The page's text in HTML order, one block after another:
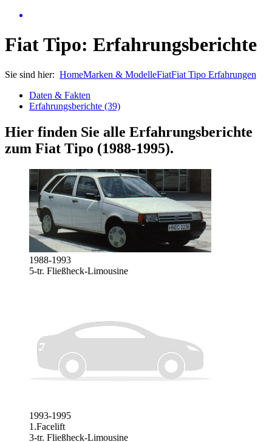
Fiat Tipo: Erfahrungsberichte
Sie sind hier: HomeMarken & ModelleFiatFiat Tipo Erfahrungen
Daten & Fakten
Erfahrungsberichte (39)
Hier finden Sie alle Erfahrungsberichte
zum Fiat Tipo (1988-1995).
1988-1993
5-tr. Fließheck-Limousine
1993-1995
1.Facelift
3-tr. Fließheck-Limousine